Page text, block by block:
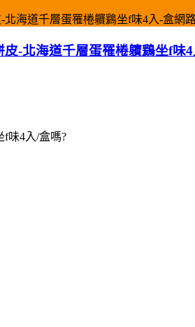
海道千層蛋罹棬軉鶢坐f味4入-盒網
-北海道千層蛋罹棬軉鶢坐f味
f味4入/盒嗎?